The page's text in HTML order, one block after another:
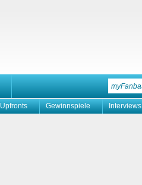
Upfronts Gewinnspiele Interviews